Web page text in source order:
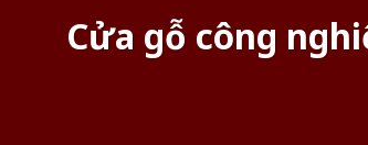
Cửa gỗ công